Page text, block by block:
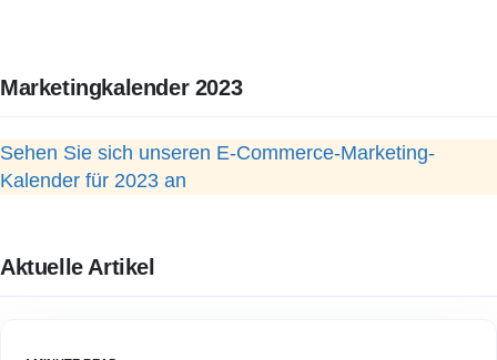
Marketingkalender 2023
Sehen Sie sich unseren E-Commerce-Marketing-
Kalender für 2023 an
Aktuelle Artikel